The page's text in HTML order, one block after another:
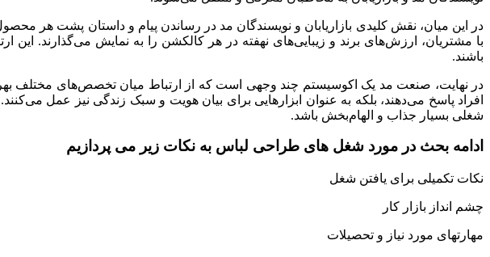
در این میان، نقش کلیدی بازاریابان و نویسندگان مد در رساندن پیام و داستان پشت هر
با مشتریان، ارزش‌های برند و زیبایی‌های نهفته در هر کالکشن را به نمایش می‌گذارند. این
باشند.
در نهایت، صنعت مد یک اکوسیستم چند وجهی است که از ارتباط میان تخصص‌های مختلف
افراد پاسخ می‌دهند، بلکه به عنوان ابزارهایی برای بیان هویت و سبک زندگی نیز عمل
شغلی بسیار جذاب و الهام‌بخش باشد.
ادامه بحث در مورد شغل های طراحی لباس به نکات زیر می پردازیم
نکات تکمیلی برای یافتن شغل
چشم انداز بازار کار
مهارتهای مورد نیاز و تحصیلات